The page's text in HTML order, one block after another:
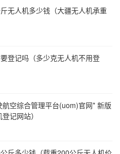
无人机多少钱（大疆无人机承重
登记吗（多少克无人机不用登
航空综合管理平台(uom)官网* 新版
记网站）